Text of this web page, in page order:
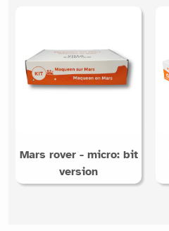
Mars rover - micro: bit
version